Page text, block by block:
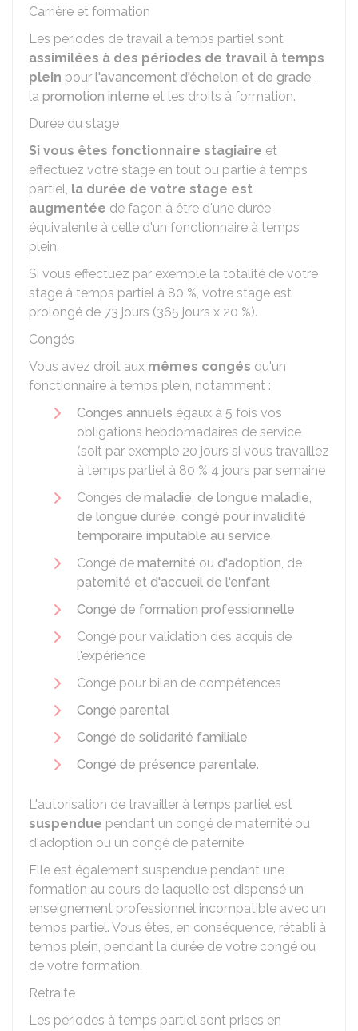
Carrière et formation
Les périodes de travail à temps partiel sont
assimilées à des périodes de travail à temps
plein pour l'avancement d'échelon et de grade ,
la promotion interne et les droits à formation.
Durée du stage
Si vous êtes fonctionnaire stagiaire et
effectuez votre stage en tout ou partie à temps
partiel, la durée de votre stage est
augmentée de façon à être d'une durée
équivalente à celle d'un fonctionnaire à temps
plein.
Si vous effectuez par exemple la totalité de votre
stage à temps partiel à 80 %, votre stage est
prolongé de 73 jours (365 jours x 20 %).
Congés
Vous avez droit aux mêmes congés qu'un
fonctionnaire à temps plein, notamment :
Congés annuels égaux à 5 fois vos
obligations hebdomadaires de service
(soit par exemple 20 jours si vous travaillez
à temps partiel à 80 % 4 jours par semaine
Congés de maladie, de longue maladie,
de longue durée, congé pour invalidité
temporaire imputable au service
Congé de maternité ou d'adoption, de
paternité et d'accueil de l'enfant
Congé de formation professionnelle
Congé pour validation des acquis de
l'expérience
Congé pour bilan de compétences
Congé parental
Congé de solidarité familiale
Congé de présence parentale.
L'autorisation de travailler à temps partiel est
suspendue pendant un congé de maternité ou
d'adoption ou un congé de paternité.
Elle est également suspendue pendant une
formation au cours de laquelle est dispensé un
enseignement professionnel incompatible avec un
temps partiel. Vous êtes, en conséquence, rétabli à
temps plein, pendant la durée de votre congé ou
de votre formation.
Retraite
Les périodes à temps partiel sont prises en